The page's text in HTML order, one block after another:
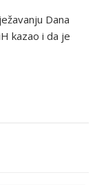
Dana
kazao i da je